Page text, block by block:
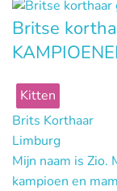
Britse
Kitten
Brits Korthaar
Limburg
Mijn naam is Zio.
kampioen en